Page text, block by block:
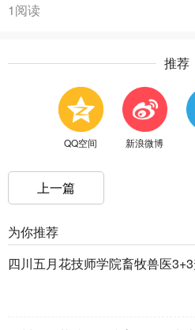
1阅读
推荐
QQ空间 新浪微博
上一篇
为你推荐
四川五月花技师学院畜牧兽医